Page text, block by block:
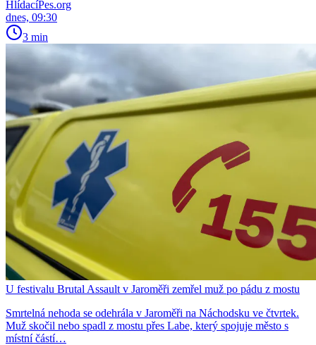
HlídacíPes.org
dnes, 09:30
3 min
U festivalu Brutal Assault v Jaroměři zemřel muž po pádu z mostu
Smrtelná nehoda se odehrála v Jaroměři na Náchodsku ve čtvrtek.
Muž skočil nebo spadl z mostu přes Labe, který spojuje město s
místní částí…